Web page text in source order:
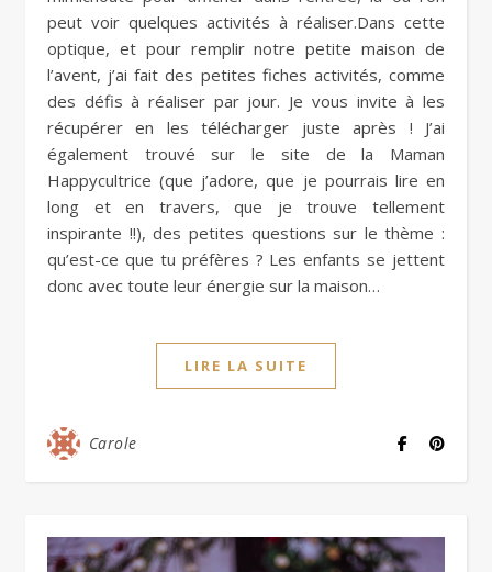
peut voir quelques activités à réaliser.Dans cette
optique, et pour remplir notre petite maison de
l’avent, j’ai fait des petites fiches activités, comme
des défis à réaliser par jour. Je vous invite à les
récupérer en les télécharger juste après ! J’ai
également trouvé sur le site de la Maman
Happycultrice (que j’adore, que je pourrais lire en
long et en travers, que je trouve tellement
inspirante !!), des petites questions sur le thème :
qu’est-ce que tu préfères ? Les enfants se jettent
donc avec toute leur énergie sur la maison…
LIRE LA SUITE
Carole